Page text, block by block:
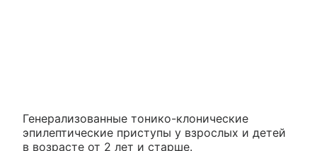
Генерализованные тонико-клонические
эпилептические приступы у взрослых и детей
в возрасте от 2 лет и старше.